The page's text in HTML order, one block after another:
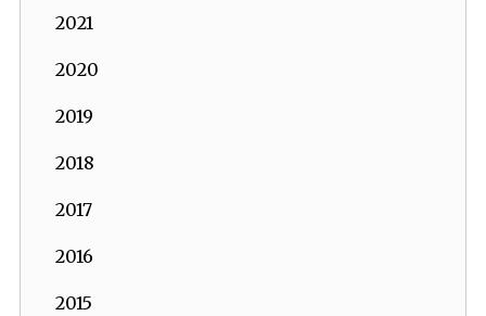
2021
2020
2019
2018
2017
2016
2015